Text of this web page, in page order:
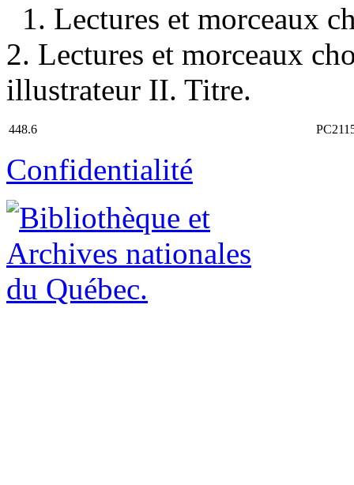
1. Lectures et morceaux
2. Lectures et morceaux
illustrateur II. Titre.
448.6
Confidentialité